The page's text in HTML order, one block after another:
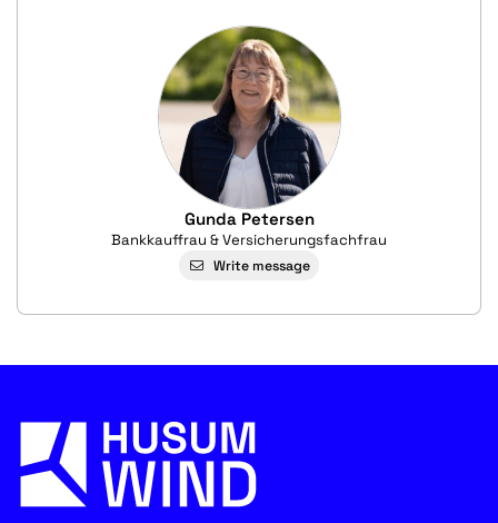
Gunda Petersen
Bankkauffrau & Versicherungsfachfrau
Write message